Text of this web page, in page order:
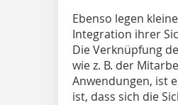
Ebenso legen
Integration ihrer
Die Verknüpfung
wie z. B. der
Anwendungen, ist
ist, dass sich die